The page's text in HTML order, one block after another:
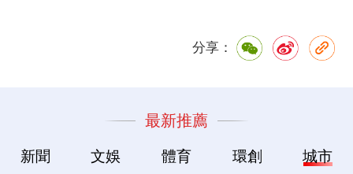
分享：
最新推薦
新聞 文娛 體育 環創 城市